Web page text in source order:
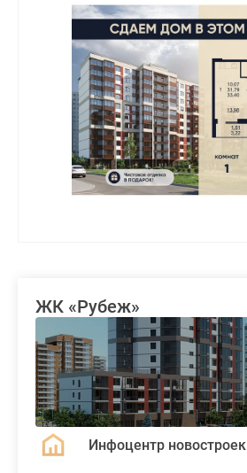
ЖК «Рубеж»
Инфоцентр новостроек